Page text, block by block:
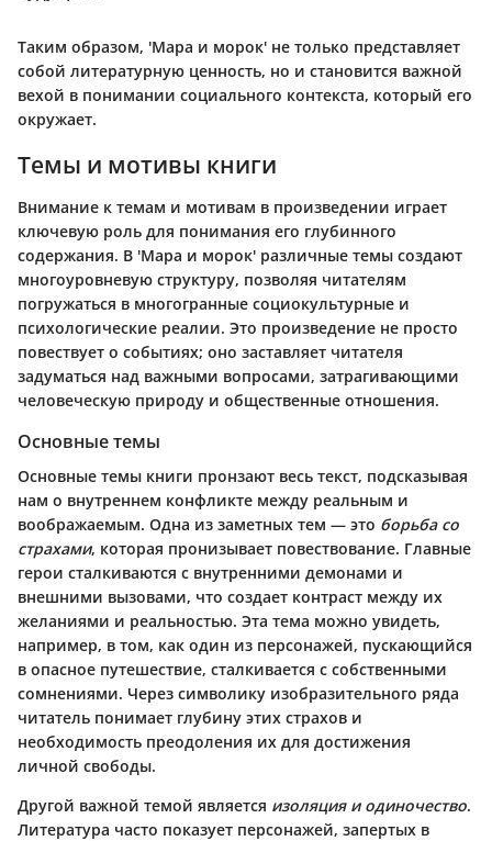
Таким образом, 'Мара и морок' не только представляет
собой литературную ценность, но и становится важной
вехой в понимании социального контекста, который его
окружает.
Темы и мотивы книги
Внимание к темам и мотивам в произведении играет
ключевую роль для понимания его глубинного
содержания. В 'Мара и морок' различные темы создают
многоуровневую структуру, позволяя читателям
погружаться в многогранные социокультурные и
психологические реалии. Это произведение не просто
повествует о событиях; оно заставляет читателя
задуматься над важными вопросами, затрагивающими
человеческую природу и общественные отношения.
Основные темы
Основные темы книги пронзают весь текст, подсказывая
нам о внутреннем конфликте между реальным и
воображаемым. Одна из заметных тем — это борьба со
страхами, которая пронизывает повествование. Главные
герои сталкиваются с внутренними демонами и
внешними вызовами, что создает контраст между их
желаниями и реальностью. Эта тема можно увидеть,
например, в том, как один из персонажей, пускающийся
в опасное путешествие, сталкивается с собственными
сомнениями. Через символику изобразительного ряда
читатель понимает глубину этих страхов и
необходимость преодоления их для достижения
личной свободы.
Другой важной темой является изоляция и одиночество.
Литература часто показует персонажей, запертых в